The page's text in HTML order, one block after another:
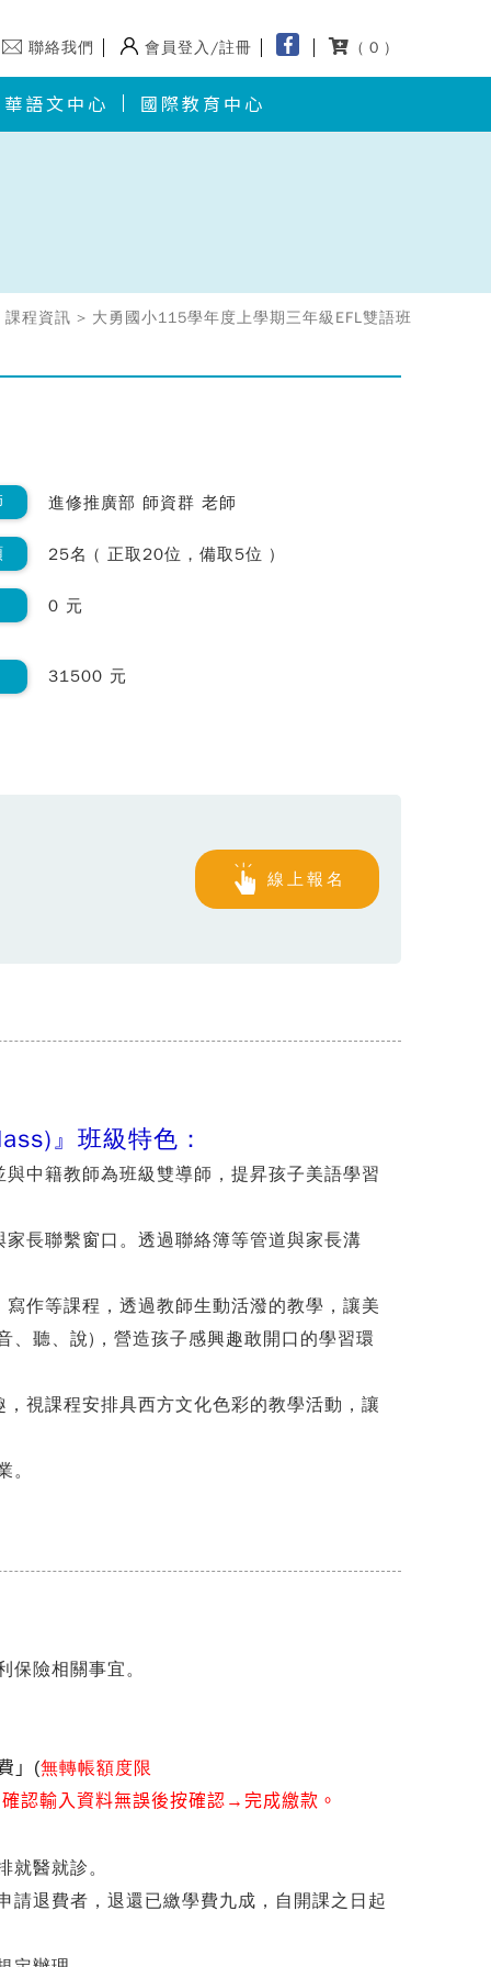
聯絡我們 會員登入/註冊 ( 0 )
華語文中心 國際教育中心
課程資訊 > 大勇國小115學年度上學期三年級EFL雙語班
進修推廣部 師資群 老師
25名 ( 正取20位，備取5位 )
0 元
31500 元
線上報名
』班級特色：
中籍教師為班級雙導師，提昇孩子美語學習
長聯繫窗口。透過聯絡簿等管道與家長溝
作等課程，透過教師生動活潑的教學，讓美
、聽、說)，營造孩子感興趣敢開口的學習環
視課程安排具西方文化色彩的教學活動，讓
險相關事宜。
」(無轉帳額度限
認輸入資料無誤後按確認 →完成繳款。
醫就診。
退費者，退還已繳學費九成，自開課之日起